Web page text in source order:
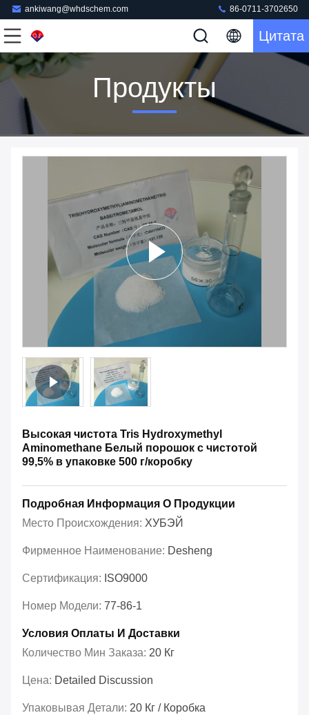
ankiwang@whdschem.com 86-0711-3702650
Цитата
Продукты
Высокая чистота Tris Hydroxymethyl
Aminomethane Белый порошок с чистотой
99,5% в упаковке 500 г/коробку
Подробная Информация О Продукции
Место Происхождения: ХУБЭЙ
Фирменное Наименование: Desheng
Сертификация: ISO9000
Номер Модели: 77-86-1
Условия Оплаты И Доставки
Количество Мин Заказа: 20 Кг
Цена: Detailed Discussion
Упаковывая Детали: 20 Кг / Коробка